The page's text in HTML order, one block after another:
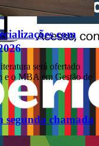
com
será ofertado
e o MBA em Gestão de
chamada